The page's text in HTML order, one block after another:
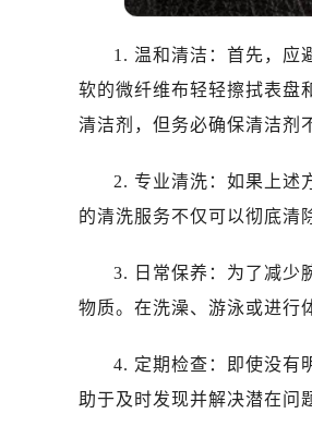
太原市迎泽区
乌鲁木齐市
温州市鹿城区
大连市中山
佛山市禅城区
无锡市梁溪
南通市崇川
武汉市江汉区
南宁市青秀区
1. 温和清洁：首先，应
软的微纤维布轻轻擦拭表盘
清洁剂，但务必确保清洁剂
2. 专业清洗：如果上述
的清洗服务不仅可以彻底清
3. 日常保养：为了减少
物质。在洗澡、游泳或进行
4. 定期检查：即使没有
助于及时发现并解决潜在问